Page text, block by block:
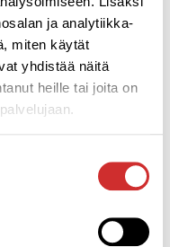
ja analytiikka-
miten käytät
yhdistää näitä
heille tai joita on